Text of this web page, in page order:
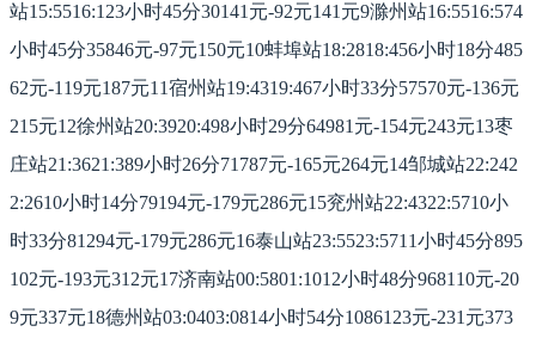
站15:5516:123小时45分30141元-92元141元9滁州站16:5516:574
小时45分35846元-97元150元10蚌埠站18:2818:456小时18分485
62元-119元187元11宿州站19:4319:467小时33分57570元-136元
215元12徐州站20:3920:498小时29分64981元-154元243元13枣
庄站21:3621:389小时26分71787元-165元264元14邹城站22:242
2:2610小时14分79194元-179元286元15兖州站22:4322:5710小
时33分81294元-179元286元16泰山站23:5523:5711小时45分895
102元-193元312元17济南站00:5801:1012小时48分968110元-20
9元337元18德州站03:0403:0814小时54分1086123元-231元373